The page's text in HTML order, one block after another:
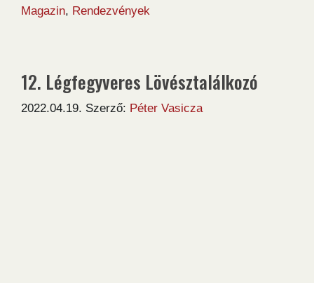
Magazin, Rendezvények
12. Légfegyveres Lövésztalálkozó
2022.04.19. Szerző: Péter Vasicza